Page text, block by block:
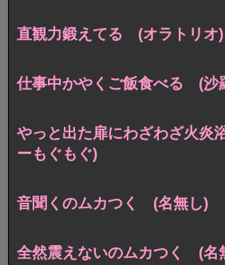
直観力鍛えてる (オラトリオ)
仕事中かやくご飯食べる (沙
やっと出た扉にわざわざ火
ーもぐもぐ)
音聞くのムカつく (名無し)
全然震えないのムカつく (名